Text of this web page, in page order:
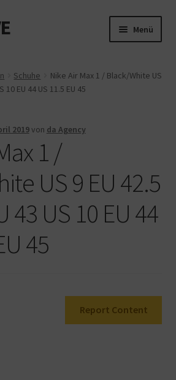
Menü
Schuhe
Nike Air Max 1 / Black/White US
10 EU 44 US 11.5 EU 45
2019von da Agency
1 /
US 9 EU 42.5
43 US 10 EU 44
45
Report Content